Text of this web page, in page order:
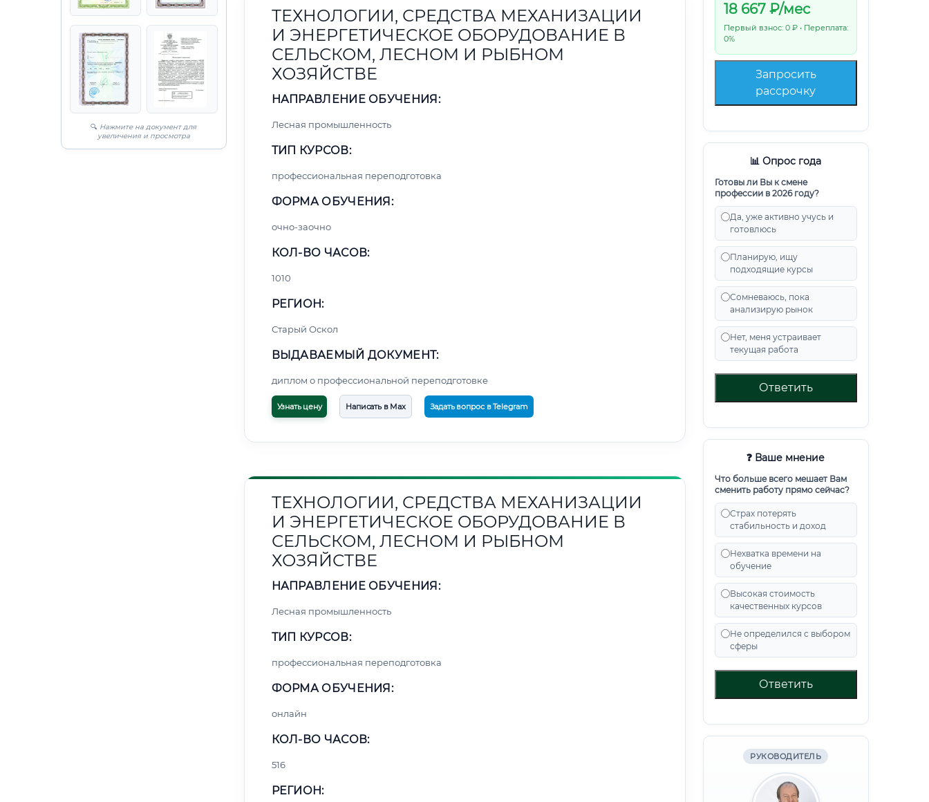
🔍 Нажмите на документ для
увеличения и просмотра
18 667₽/мес
Первый взнос: 0 ₽ • Переплата:
0%
Запросить
рассрочку
📊 Опрос года
Готовы ли Вы к смене
профессии в 2026 году?
Да, уже активно учусь и
готовлюсь
Планирую, ищу
подходящие курсы
Сомневаюсь, пока
анализирую рынок
Нет, меня устраивает
текущая работа
Ответить
❓ Ваше мнение
Что больше всего мешает Вам
сменить работу прямо сейчас?
Страх потерять
стабильность и доход
Нехватка времени на
обучение
Высокая стоимость
качественных курсов
Не определился с выбором
сферы
Ответить
РУКОВОДИТЕЛЬ
ТЕХНОЛОГИИ, СРЕДСТВА МЕХАНИЗАЦИИ
И ЭНЕРГЕТИЧЕСКОЕ ОБОРУДОВАНИЕ В
СЕЛЬСКОМ, ЛЕСНОМ И РЫБНОМ
ХОЗЯЙСТВЕ
НАПРАВЛЕНИЕ ОБУЧЕНИЯ:
Лесная промышленность
ТИП КУРСОВ:
профессиональная переподготовка
ФОРМА ОБУЧЕНИЯ:
очно-заочно
КОЛ-ВО ЧАСОВ:
1010
РЕГИОН:
Старый Оскол
ВЫДАВАЕМЫЙ ДОКУМЕНТ:
диплом о профессиональной переподготовке
Узнать цену Написать в Max Задать вопрос в Telegram
ТЕХНОЛОГИИ, СРЕДСТВА МЕХАНИЗАЦИИ
И ЭНЕРГЕТИЧЕСКОЕ ОБОРУДОВАНИЕ В
СЕЛЬСКОМ, ЛЕСНОМ И РЫБНОМ
ХОЗЯЙСТВЕ
НАПРАВЛЕНИЕ ОБУЧЕНИЯ:
Лесная промышленность
ТИП КУРСОВ:
профессиональная переподготовка
ФОРМА ОБУЧЕНИЯ:
онлайн
КОЛ-ВО ЧАСОВ:
516
РЕГИОН: